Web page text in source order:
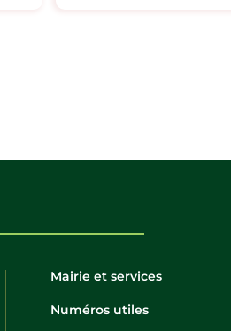
Mairie et services
Numéros utiles